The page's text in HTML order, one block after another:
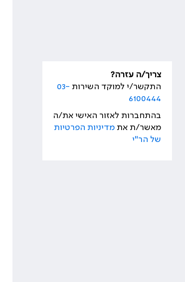
צריך/ה עזרה?
התקשר/י למוקד השירות 03-
6100444
בהתחברות לאזור האישי את/ה
מאשר/ת אתמדיניות הפרטיות
של הר"י